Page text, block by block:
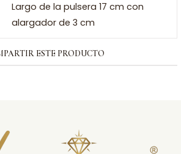
Largo de la pulsera 17 cm con
alargador de 3 cm
ESTE PRODUCTO